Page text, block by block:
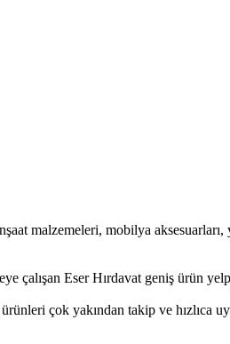
malzemeleri, mobilya
çalışan Eser Hırdavat geniş ürün
çok yakından takip ve